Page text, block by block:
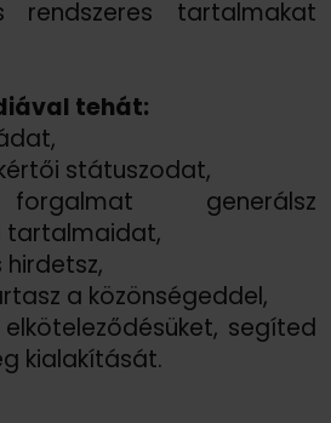
rendszeres tartalmakat
tehát:
státuszodat,
generálsz
tartalmaidat,
a közönségeddel,
segíted
kialakítását.